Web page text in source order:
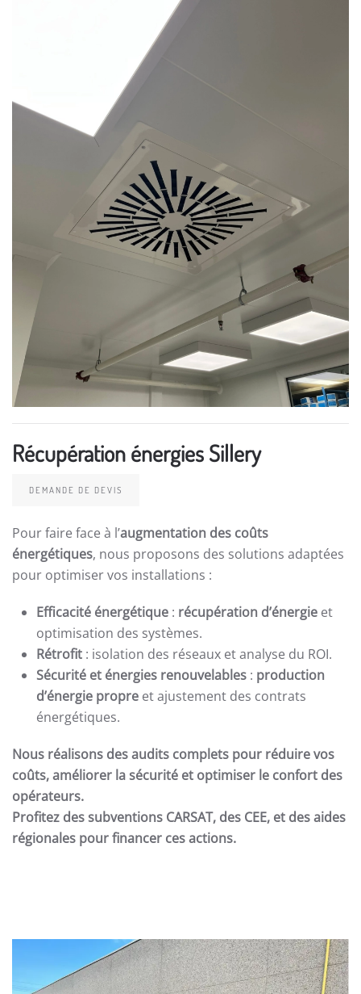
Récupération énergies Sillery
DEMANDE DE DEVIS
Pour faire face à l’augmentation des coûts
énergétiques, nous proposons des solutions adaptées
pour optimiser vos installations :
Efficacité énergétique : récupération d’énergie et
optimisation des systèmes.
Rétrofit : isolation des réseaux et analyse du ROI.
Sécurité et énergies renouvelables : production
d’énergie propre et ajustement des contrats
énergétiques.
Nous réalisons des audits complets pour réduire vos
coûts, améliorer la sécurité et optimiser le confort des
opérateurs.
Profitez des subventions CARSAT, des CEE, et des aides
régionales pour financer ces actions.